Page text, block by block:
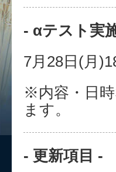
- αテスト実
7月28日(月
※内容・日
ます。
- 更新項目 -